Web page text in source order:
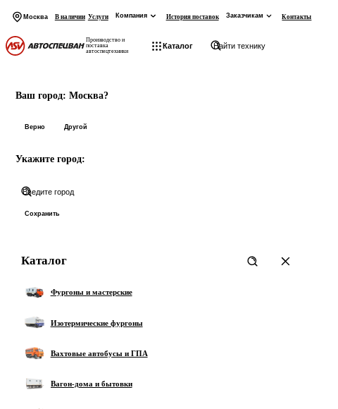
Москва В наличии Услуги Компания История поставок Заказчикам Контакты
Производство и
поставка
автоспецтехники
Каталог
Ваш город: Москва?
Верно Другой
Укажите город:
Сохранить
Каталог
Фургоны и мастерские
Изотермические фургоны
Вахтовые автобусы и ГПА
Вагон-дома и бытовки